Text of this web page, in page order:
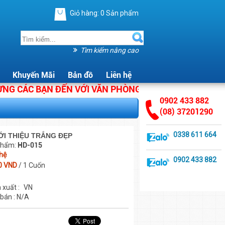
Giỏ hàng: 0 Sản phẩm
Tìm kiếm nâng cao
Khuyến Mãi Bản đồ Liên hệ
CÁC BẠN ĐẾN VỚI VĂN PHÒNG PHẨM ÁNH HẰNG.
THIỆU TRẮNG ĐẸP
HD-015
VND/ 1 Cuốn
xuất : VN
: N/A
0902 433 882
(08) 37201290
0338 611 664
0902 433 882